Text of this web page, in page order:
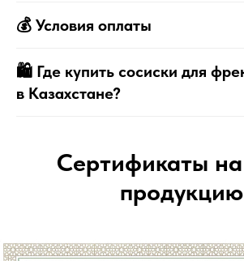
💰 Условия оплаты
🛍️ Где купить сосиски для
в Казахстане?
Сертификаты
продукцию